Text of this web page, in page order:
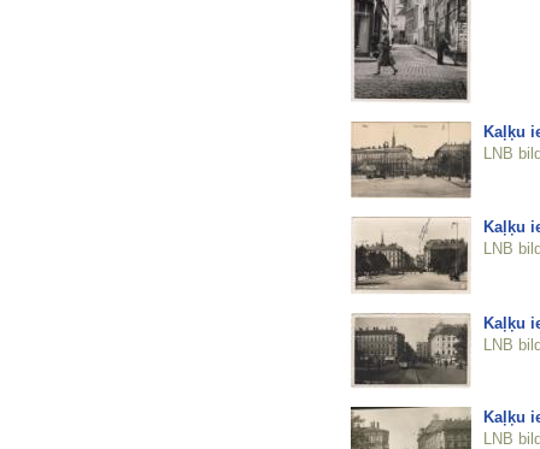
Kaļķu
LNB
Kaļķu
LNB
Kaļķu
LNB
Kaļķu
LNB